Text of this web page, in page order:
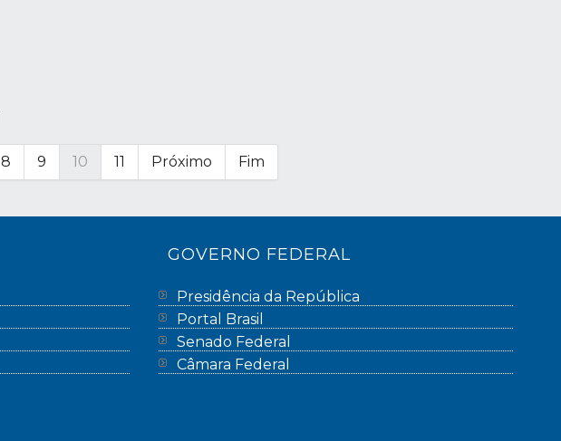
8 9 10 11 Próximo Fim
GOVERNO FEDERAL
Presidência da República
Portal Brasil
Senado Federal
Câmara Federal